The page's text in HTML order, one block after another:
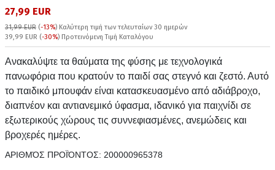
27,99 EUR
31,99 EUR (-13%) Καλύτερη τιμή των τελευταίων 30 ημερών
39,99 EUR (-30%) Προτεινόμενη Τιμή Καταλόγου
Ανακαλύψτε τα θαύματα της φύσης με τεχνολογικά
πανωφόρια που κρατούν το παιδί σας στεγνό και ζεστό. Αυτό
το παιδικό μπουφάν είναι κατασκευασμένο από αδιάβροχο,
διαπνέον και αντιανεμικό ύφασμα, ιδανικό για παιχνίδι σε
εξωτερικούς χώρους τις συννεφιασμένες, ανεμώδεις και
βροχερές ημέρες.
ΑΡΙΘΜΌΣ ΠΡΟΪΌΝΤΟΣ: 200000965378